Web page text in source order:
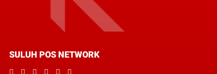
SULUH POS NETWORK